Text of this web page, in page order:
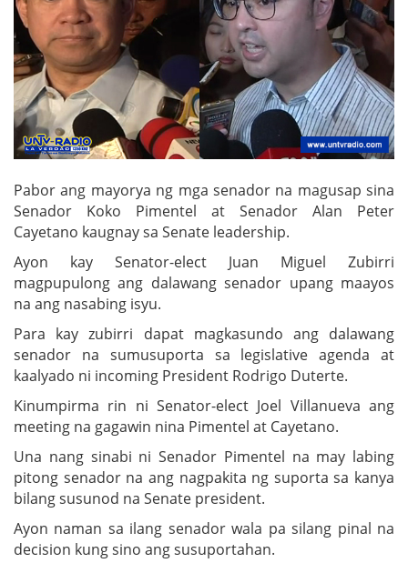
Pabor ang mayorya ng mga senador na magusap sina
Senador Koko Pimentel at Senador Alan Peter
Cayetano kaugnay sa Senate leadership.
Ayon kay Senator-elect Juan Miguel Zubirri
magpupulong ang dalawang senador upang maayos
na ang nasabing isyu.
Para kay zubirri dapat magkasundo ang dalawang
senador na sumusuporta sa legislative agenda at
kaalyado ni incoming President Rodrigo Duterte.
Kinumpirma rin ni Senator-elect Joel Villanueva ang
meeting na gagawin nina Pimentel at Cayetano.
Una nang sinabi ni Senador Pimentel na may labing
pitong senador na ang nagpakita ng suporta sa kanya
bilang susunod na Senate president.
Ayon naman sa ilang senador wala pa silang pinal na
decision kung sino ang susuportahan.